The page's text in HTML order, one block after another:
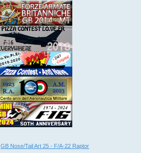
GB Nose/Tail Art 25 - F/A-22 Raptor